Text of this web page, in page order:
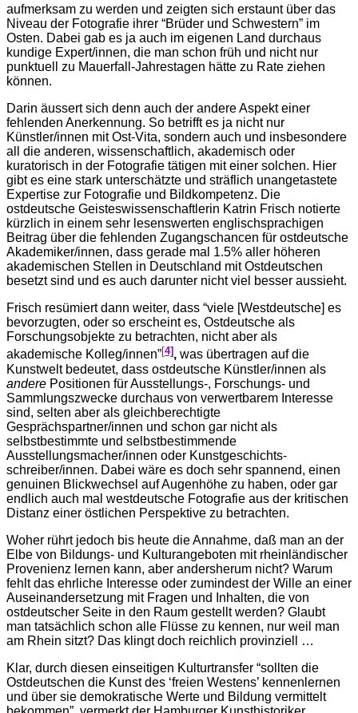
aufmerksam zu werden und zeigten sich erstaunt über das
Niveau der Fotografie ihrer “Brüder und Schwestern” im
Osten. Dabei gab es ja auch im eigenen Land durchaus
kundige Expert/innen, die man schon früh und nicht nur
punktuell zu Mauerfall-Jahrestagen hätte zu Rate ziehen
können.
Darin äussert sich denn auch der andere Aspekt einer
fehlenden Anerkennung. So betrifft es ja nicht nur
Künstler/innen mit Ost-Vita, sondern auch und insbesondere
all die anderen, wissenschaftlich, akademisch oder
kuratorisch in der Fotografie tätigen mit einer solchen. Hier
gibt es eine stark unterschätzte und sträflich unangetastete
Expertise zur Fotografie und Bildkompetenz. Die
ostdeutsche Geisteswissenschaftlerin Katrin Frisch notierte
kürzlich in einem sehr lesenswerten englischsprachigen
Beitrag über die fehlenden Zugangschancen für ostdeutsche
Akademiker/innen, dass gerade mal 1.5% aller höheren
akademischen Stellen in Deutschland mit Ostdeutschen
besetzt sind und es auch darunter nicht viel besser aussieht.
Frisch resümiert dann weiter, dass “viele [Westdeutsche] es
bevorzugten, oder so erscheint es, Ostdeutsche als
Forschungsobjekte zu betrachten, nicht aber als
akademische Kolleg/innen”[4], was übertragen auf die
Kunstwelt bedeutet, dass ostdeutsche Künstler/innen als
andere Positionen für Ausstellungs-, Forschungs- und
Sammlungszwecke durchaus von verwertbarem Interesse
sind, selten aber als gleichberechtigte
Gesprächspartner/innen und schon gar nicht als
selbstbestimmte und selbstbestimmende
Ausstellungsmacher/innen oder Kunstgeschichts-
schreiber/innen. Dabei wäre es doch sehr spannend, einen
genuinen Blickwechsel auf Augenhöhe zu haben, oder gar
endlich auch mal westdeutsche Fotografie aus der kritischen
Distanz einer östlichen Perspektive zu betrachten.
Woher rührt jedoch bis heute die Annahme, daß man an der
Elbe von Bildungs- und Kulturangeboten mit rheinländischer
Provenienz lernen kann, aber andersherum nicht? Warum
fehlt das ehrliche Interesse oder zumindest der Wille an einer
Auseinandersetzung mit Fragen und Inhalten, die von
ostdeutscher Seite in den Raum gestellt werden? Glaubt
man tatsächlich schon alle Flüsse zu kennen, nur weil man
am Rhein sitzt? Das klingt doch reichlich provinziell …
Klar, durch diesen einseitigen Kulturtransfer “sollten die
Ostdeutschen die Kunst des ‘freien Westens’ kennenlernen
und über sie demokratische Werte und Bildung vermittelt